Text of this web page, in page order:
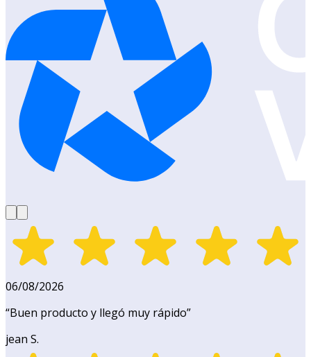
06/08/2026
“Buen producto y llegó muy rápido”
jean S.